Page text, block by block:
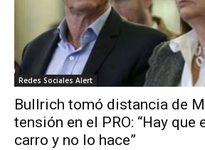
Redes Sociales Alert
Bullrich tomó distancia de
tensión en el PRO: “Hay que
carro y no lo hace”